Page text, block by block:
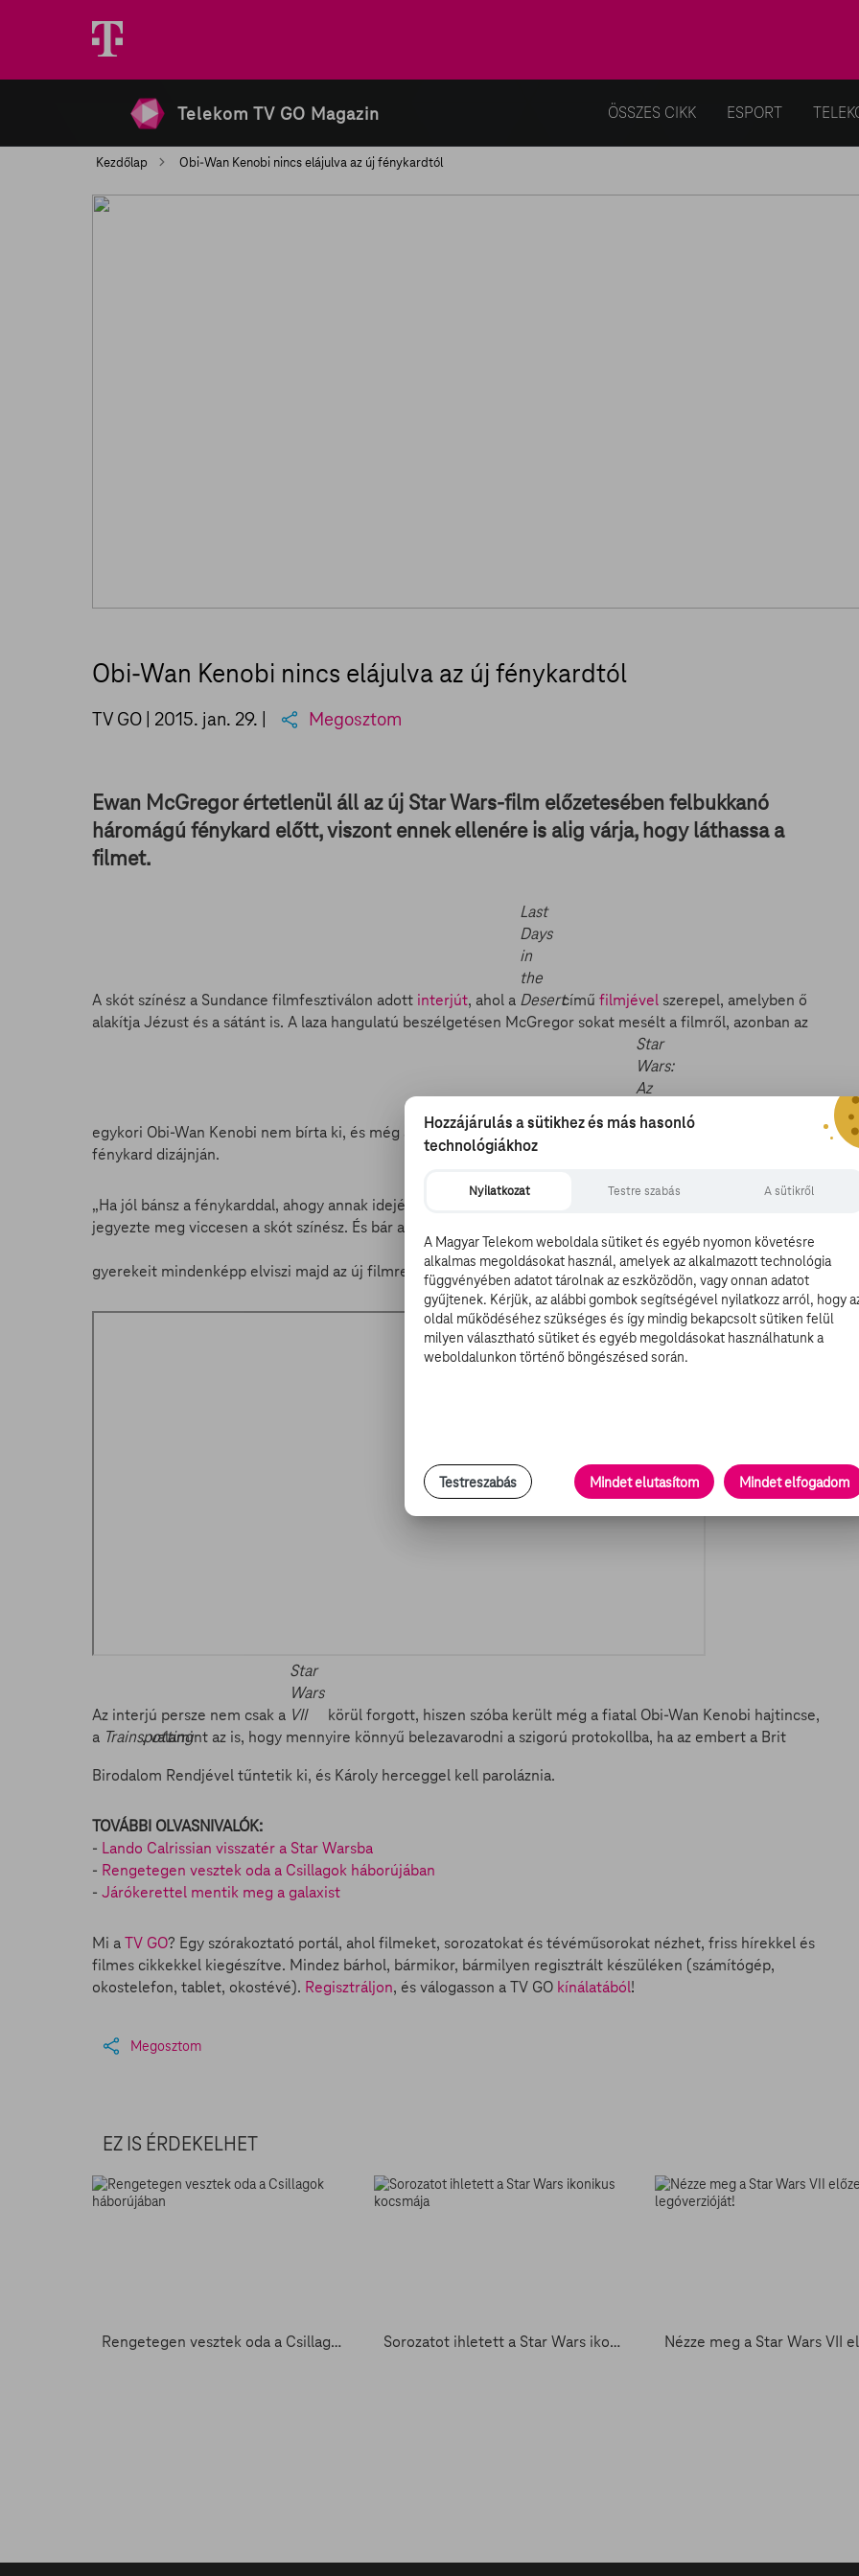
Telekom TV GO Magazin ÖSSZES CIKK ESPORT
Kezdőlap Obi-Wan Kenobi nincs elájulva az új fénykardtól
Obi-Wan Kenobi nincs elájulva az új fénykardtól
TV GO | 2015. jan. 29. | Megosztom
Ewan McGregor értetlenül áll az új Star Wars-film előzetesében felbukkanó
háromágú fénykard előtt, viszont ennek ellenére is alig várja, hogy láthassa a
filmet.
A skót színész a Sundance filmfesztiválon adott interjút, ahol a
Last
Days
in
the
Desertcímű filmjével szerepel, amelyben ő
alakítja Jézust és a sátánt is. A laza hangulatú beszélgetésen McGregor sokat mesélt a filmről, azonban az
egykori Obi-Wan Kenobi nem bírta ki, és még az interjú előtt fanyalgott egyet a
Star
Wars:
Az
Erő
előzetesében feltűnt
fénykard dizájnján.
„Ha jól bánsz a fénykarddal, ahogy annak idején mi, akkor semmi szükséged arra a markolatokra” –
jegyezte meg viccesen a skót színész. És bár a fénykard (egyelőre) nem győzte meg McGregort, a
gyerekeit mindenképp elviszi majd az új filmre, és alig várja, hogy kiderüljön miről fog szólni az új
Csillagok
háborúja
.
Az interjú persze nem csak a
Star
Wars
VII
körül forgott, hiszen szóba került még a fiatal Obi-Wan Kenobi hajtincse,
a Trainspotting
, valamint az is, hogy mennyire könnyű belezavarodni a szigorú protokollba, ha az embert a Brit
Birodalom Rendjével tűntetik ki, és Károly herceggel kell paroláznia.
TOVÁBBI OLVASNIVALÓK:
- Lando Calrissian visszatér a Star Warsba
- Rengetegen vesztek oda a Csillagok háborújában
- Járókerettel mentik meg a galaxist
Mi aTV GO? Egy szórakoztató portál, ahol filmeket, sorozatokat és tévéműsorokat nézhet, friss hírekkel és
filmes cikkekkel kiegészítve. Mindez bárhol, bármikor, bármilyen regisztrált készüléken (számítógép,
okostelefon, tablet, okostévé). Regisztráljon, és válogasson a TV GO kínálatából!
Megosztom
EZ IS ÉRDEKELHET
Rengetegen vesztek oda a Csillagok háborújában Sorozatot ihletett a Star Wars ikonikus kocsmája
Hozzájárulás a sütikhez és más hasonló
technológiákhoz
Nyilatkozat Testre szabás A sütikről
A Magyar Telekom weboldala sütiket és egyéb nyomon követésre
alkalmas megoldásokat használ, amelyek az alkalmazott technológia
függvényében adatot tárolnak az eszközödön, vagy onnan adatot
gyűjtenek. Kérjük, az alábbi gombok segítségével nyilatkozz arról, hogy
oldal működéséhez szükséges és így mindig bekapcsolt sütiken felül
milyen választható sütiket és egyéb megoldásokat használhatunk a
weboldalunkon történő böngészésed során.
Testreszabás Mindet elutasítom Mindet elfogadom